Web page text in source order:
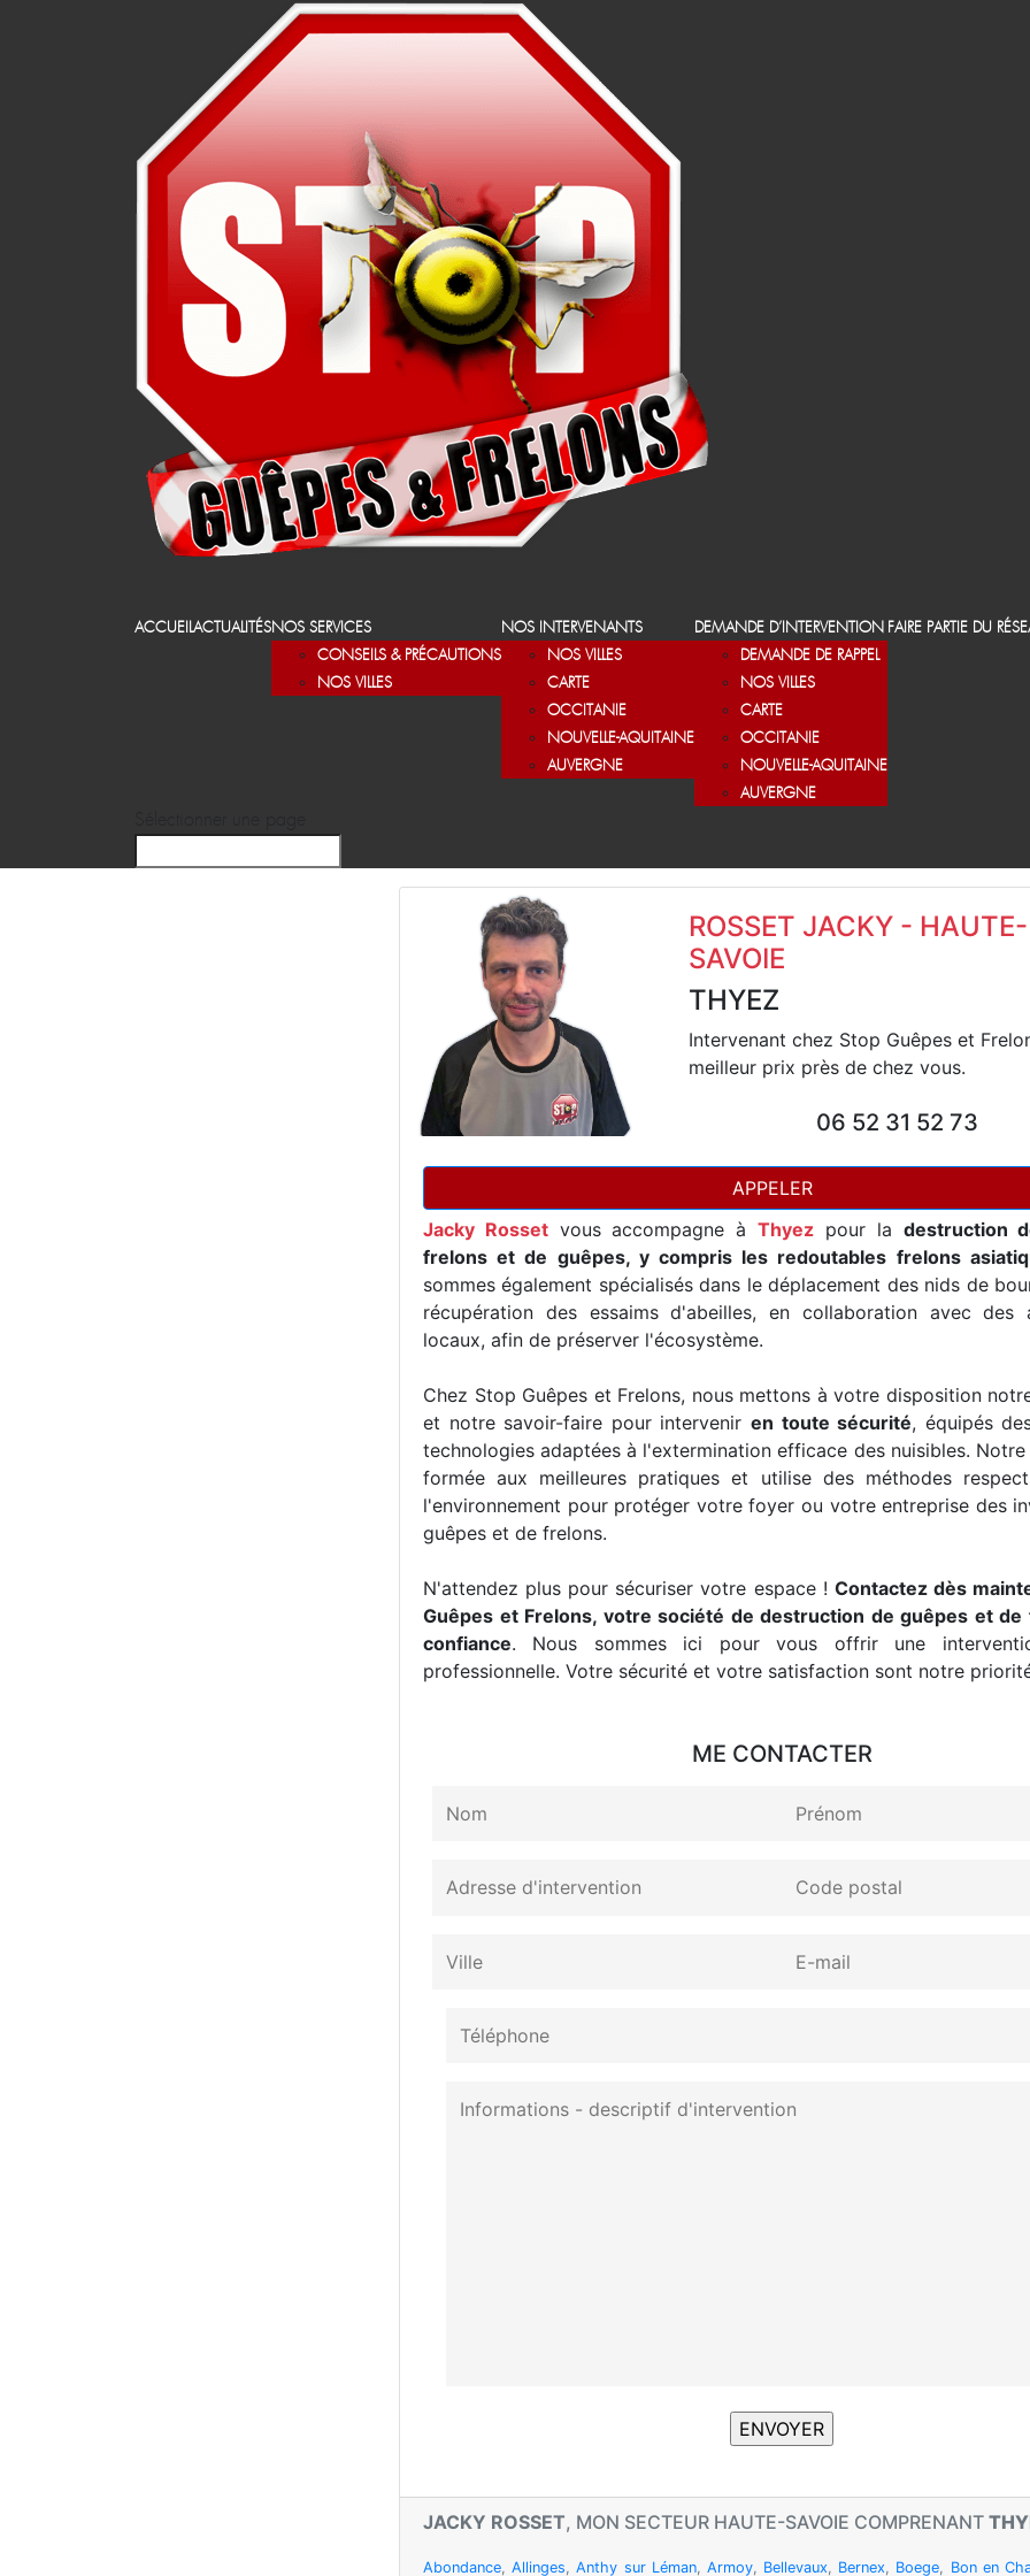
ACCUEILACTUALITÉSNOS SERVICES
CONSEILS & PRÉCAUTIONS
NOS VILLES
NOS INTERVENANTS
NOS VILLES
CARTE
OCCITANIE
NOUVELLE-AQUITAINE
AUVERGNE
DEMANDE D’INTERVENTION
DEMANDE DE RAPPEL
NOS VILLES
CARTE
OCCITANIE
NOUVELLE-AQUITAINE
AUVERGNE
FAIRE PARTIE DU
ROSSET JACKY - HAUTE-
SAVOIE
THYEZ
Intervenant chez Stop Guêpes et
meilleur prix près de chez vous.
06 52 31 52 73
APPELER
Jacky Rossetvous accompagne àThyez pour la destruction
frelons et de guêpes, y compris les redoutables frelons
sommes également spécialisés dans le déplacement des nids de
récupération des essaims d'abeilles, en collaboration avec des
locaux, afin de préserver l'écosystème.
Chez Stop Guêpes et Frelons, nous mettons à votre disposition
et notre savoir-faire pour intervenir en toute sécurité, équipés
technologies adaptées à l'extermination efficace des nuisibles. Notre
formée aux meilleures pratiques et utilise des méthodes
l'environnement pour protéger votre foyer ou votre entreprise des
guêpes et de frelons.
N'attendez plus pour sécuriser votre espace ! Contactez dès
Guêpes et Frelons, votre société de destruction de guêpes et de
confiance. Nous sommes ici pour vous offrir une
professionnelle. Votre sécurité et votre satisfaction sont notre
ME CONTACTER
JACKY ROSSET, MON SECTEUR HAUTE-SAVOIE COMPRENANT
Abondance ,Allinges ,Anthy sur Léman, Armoy, Bellevaux Bernex Boege Bon en